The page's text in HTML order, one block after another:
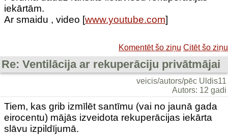
iekārtām.
Ar smaidu , video [www.youtube.com]
Komentēt šo ziņu Citēt šo ziņu
Re: Ventilācija ar rekuperāciju privātmājai
veicis/autors/pēc Uldis11
Autors: 12 gadi
Tiem, kas grib izmīlēt santīmu (vai no jaunā gada
eirocentu) mājās izveidota rekuperācijas iekārta
slāvu izpildījumā.